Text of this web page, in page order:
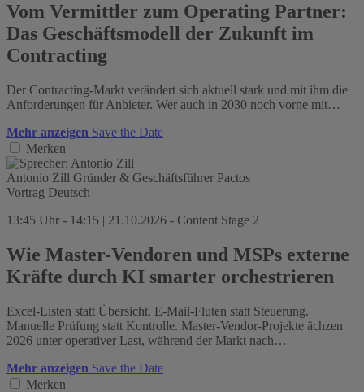
Vom Vermittler zum Operating Partner:
Das Geschäftsmodell der Zukunft im
Contracting
Der Contracting-Markt verändert sich aktuell stark und mit ihm die
Anforderungen für Anbieter. Wer auch in 2030 noch vorne mit…
Mehr anzeigen Save the Date
Merken
Antonio Zill Gründer & Geschäftsführer Pactos
Vortrag Deutsch
13:45 Uhr - 14:15 | 21.10.2026 - Content Stage 2
Wie Master-Vendoren und MSPs externe
Kräfte durch KI smarter orchestrieren
Excel-Listen statt Übersicht. E-Mail-Fluten statt Steuerung.
Manuelle Prüfung statt Kontrolle. Master-Vendor-Projekte ächzen
2026 unter operativer Last, während der Markt nach…
Mehr anzeigen Save the Date
Merken